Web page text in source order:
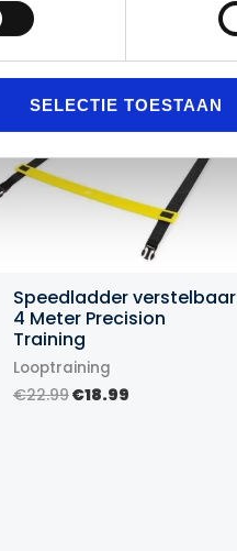
SELECTIE TOESTAAN
Speedladder verstelbaar
4 Meter Precision
Training
Looptraining
€22.99Oorspronkelijke
€18.99Huidige